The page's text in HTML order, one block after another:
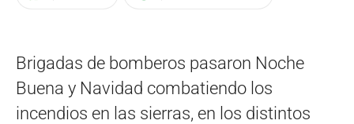
Brigadas de bomberos pasaron Noche
Buena y Navidad combatiendo los
incendios en las sierras, en los distintos